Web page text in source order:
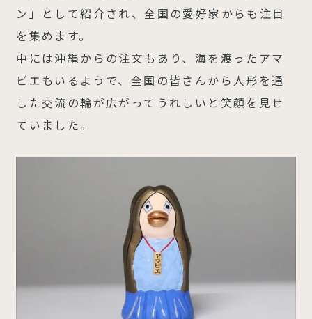
ン」として紹介され、全国の愛好家からも注目
を集めます。
中には沖縄からの注文もあり、海を渡ったアマ
ビエもいるようで、全国の皆さんから人形を通
した交流の輪が広がってうれしいと笑顔を見せ
ていました。